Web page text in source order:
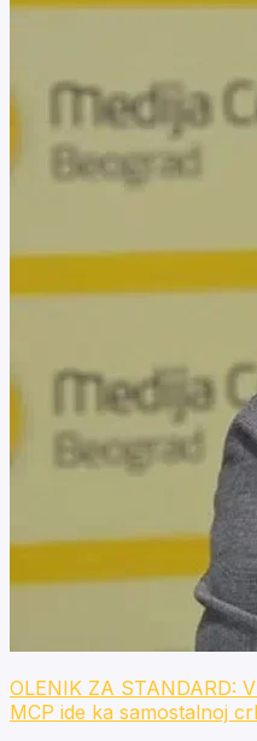
OLENIK ZA STANDARD:
MCP ide ka samostalnoj